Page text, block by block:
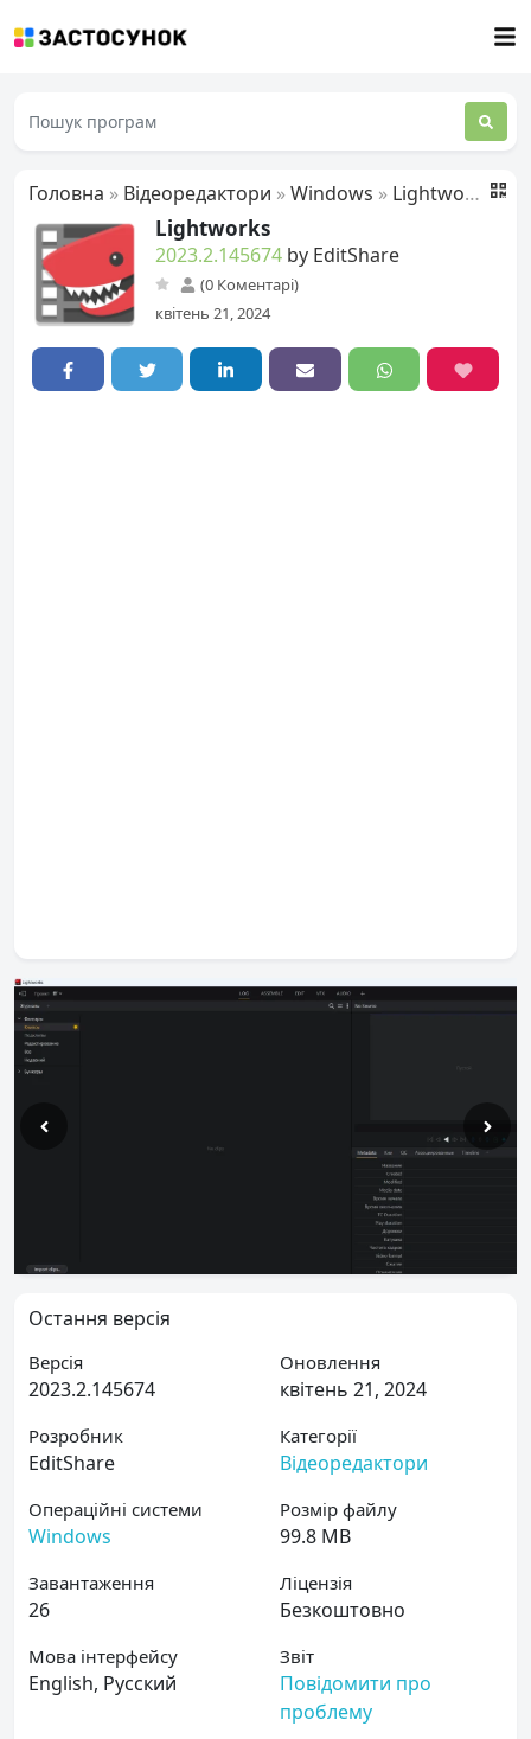
Головна » Відеоредактори »Windows » Lightworks
Lightworks
2023.2.145674 by EditShare
(0 Коментарі)
квітень 21, 2024
Остання версія
Версія
2023.2.145674
Оновлення
квітень 21, 2024
Розробник
EditShare
Категорії
Відеоредактори
Операційні системи
Windows
Розмір файлу
99.8 MB
Завантаження
26
Ліцензія
Безкоштовно
Мова інтерфейсу
English, Русский
Звіт
Повідомити про
проблему